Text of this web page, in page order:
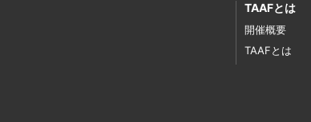
TAAFとは
開催概要
TAAFとは